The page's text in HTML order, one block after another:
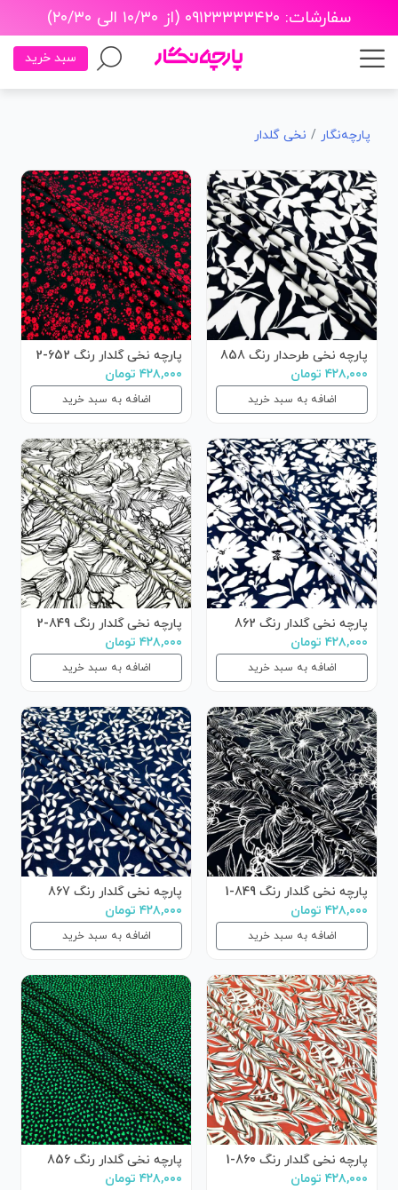
سفارشات: ۰۹۱۲۳۳۳۳۴۲۰ (از ۱۰/۳۰ الی ۲۰/۳۰)
سبد خرید
پارچه‌نگار نخی گلدار
پارچه نخی طرحدار رنگ 858
۴۲۸,۰۰۰ تومان
اضافه به سبد خرید
پارچه نخی گلدار رنگ 652-2
۴۲۸,۰۰۰ تومان
اضافه به سبد خرید
پارچه نخی گلدار رنگ 862
۴۲۸,۰۰۰ تومان
اضافه به سبد خرید
پارچه نخی گلدار رنگ 849-2
۴۲۸,۰۰۰ تومان
اضافه به سبد خرید
پارچه نخی گلدار رنگ 849-1
۴۲۸,۰۰۰ تومان
اضافه به سبد خرید
پارچه نخی گلدار رنگ 867
۴۲۸,۰۰۰ تومان
اضافه به سبد خرید
پارچه نخی گلدار رنگ 860-1
۴۲۸,۰۰۰ تومان
پارچه نخی گلدار رنگ 856
۴۲۸,۰۰۰ تومان